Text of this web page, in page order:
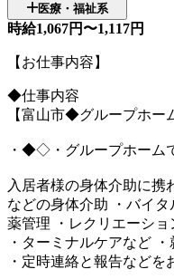
医療・福祉系
時給1,067円〜1,117円
【お仕事内容】
◆仕事内容
【富山市◆グループホー
・◆◇・グループホーム
入居者様の身体介助に携
などの身体介助 ・バイ
薬管理 ・レクリエーシ
・ターミナルケアなど
・定時連絡と報告などを